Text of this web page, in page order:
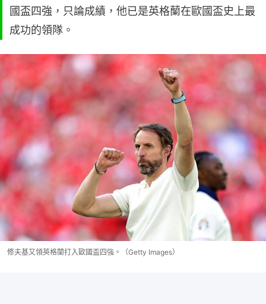
國盃四強，只論成績，他已是英格蘭在歐國盃史上最
成功的領隊。
修夫基又領英格蘭打入歐國盃四強。（Getty Images）